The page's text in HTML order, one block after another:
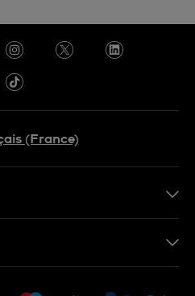
(France)